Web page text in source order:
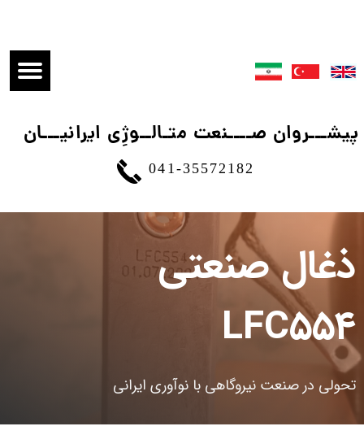
​پیشـــروان صــــنعت متـالــوژِی ایرانیـــان
041-35572182
ذغال صنعتی
LFC۵۵۴
تحولی در صنعت نیروگاهی با نوآوری ایرانی